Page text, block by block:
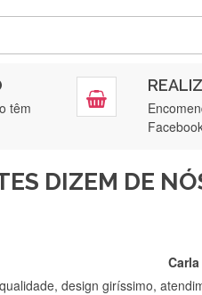
têm
DIZEM DE
atendimento 5*. Hoje chegará
rápida entrega e vinha
design giríssimo,